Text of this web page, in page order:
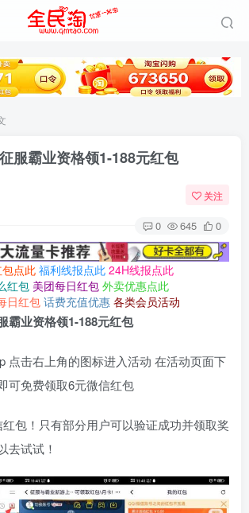
服霸业资格领1-188元红包
关注
0 645 0
点此 福利线报点此 24H线报点此
红包 美团每日红包 外卖优惠点此
日红包 话费充值优惠 各类会员活动
霸业资格领1-188元红包
点击右上角的图标进入活动 在活动页面下
可免费领取6元微信红包
包！只有部分用户可以验证成功并领取奖
去试试！